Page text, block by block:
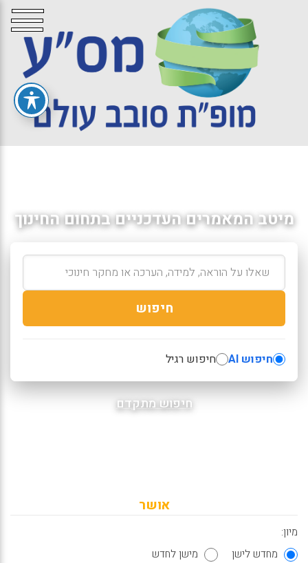
מיטב המאמרים העדכניים בתחום החינוך
חיפוש
חיפוש AI חיפוש רגיל
חיפוש מתקדם
אושר
מיון:
מחדש לישן
מישן לחדש